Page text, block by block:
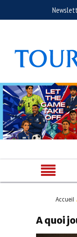
Accueil
A quoi